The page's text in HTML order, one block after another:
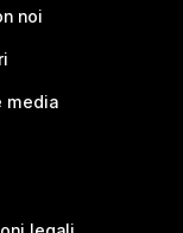
noi
media